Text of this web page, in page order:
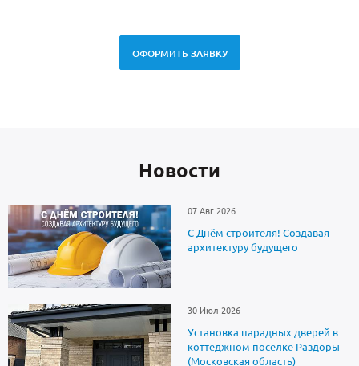
ОФОРМИТЬ ЗАЯВКУ
Новоcти
07 Авг 2026
С Днём строителя! Создавая
архитектуру будущего
30 Июл 2026
Установка парадных дверей в
коттеджном поселке Раздоры
(Московская область)